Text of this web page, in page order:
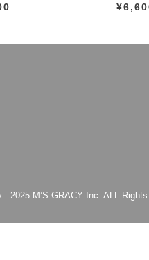
2025 M’S GRACY Inc. ALL Rights